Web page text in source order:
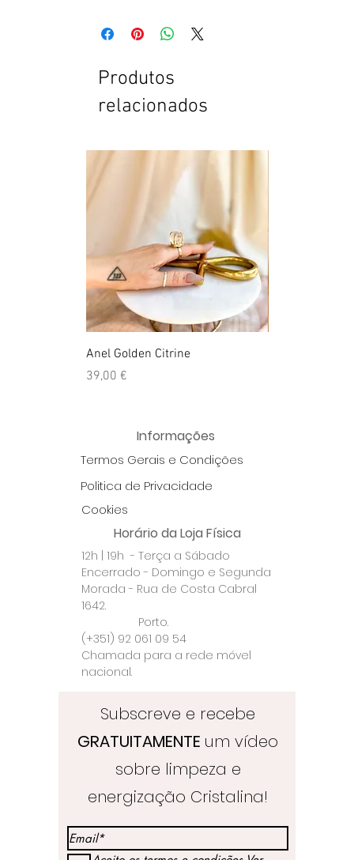
Produtos
relacionados
Anel Golden Citrine
Preço
39,00 €
Informações
Termos Gerais e Condições
Politica de Privacidade
Cookies
Horário da Loja Física
12h | 19h - Terça a Sábado
Encerrado - Domingo e Segunda
Morada - Rua de Costa Cabral
1642.
Porto.
(+351) 92 061 09 54
Chamada para a rede móvel
nacional.
Subscreve e recebe
GRATUITAMENTE um vídeo
sobre limpeza e
energização Cristalina!